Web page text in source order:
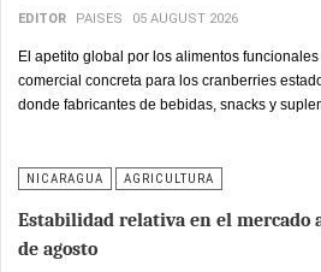
EDITOR PAISES 05 AUGUST 2026
El apetito global por los alimentos
comercial concreta para los cranberries
donde fabricantes de bebidas, snacks y
NICARAGUA AGRICULTURA
Estabilidad relativa en el mercado
de agosto